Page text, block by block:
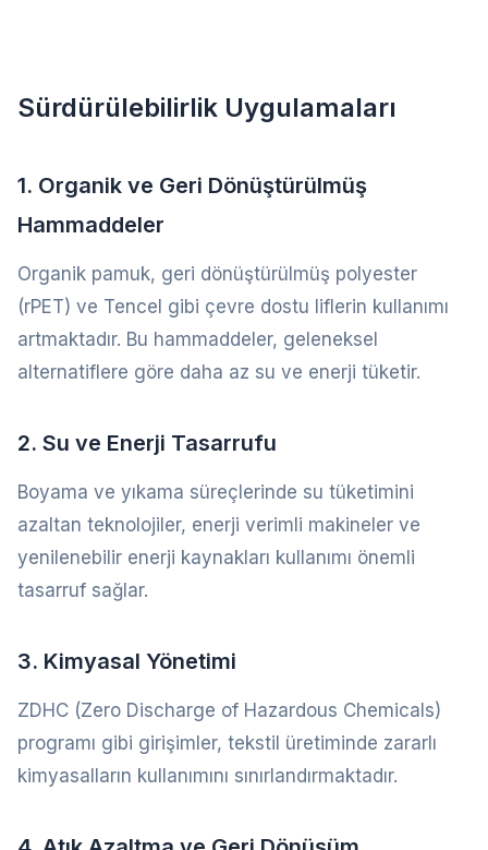
Sürdürülebilirlik Uygulamaları
1. Organik ve Geri Dönüştürülmüş
Hammaddeler
Organik pamuk, geri dönüştürülmüş polyester
(rPET) ve Tencel gibi çevre dostu liflerin kullanımı
artmaktadır. Bu hammaddeler, geleneksel
alternatiflere göre daha az su ve enerji tüketir.
2. Su ve Enerji Tasarrufu
Boyama ve yıkama süreçlerinde su tüketimini
azaltan teknolojiler, enerji verimli makineler ve
yenilenebilir enerji kaynakları kullanımı önemli
tasarruf sağlar.
3. Kimyasal Yönetimi
ZDHC (Zero Discharge of Hazardous Chemicals)
programı gibi girişimler, tekstil üretiminde zararlı
kimyasalların kullanımını sınırlandırmaktadır.